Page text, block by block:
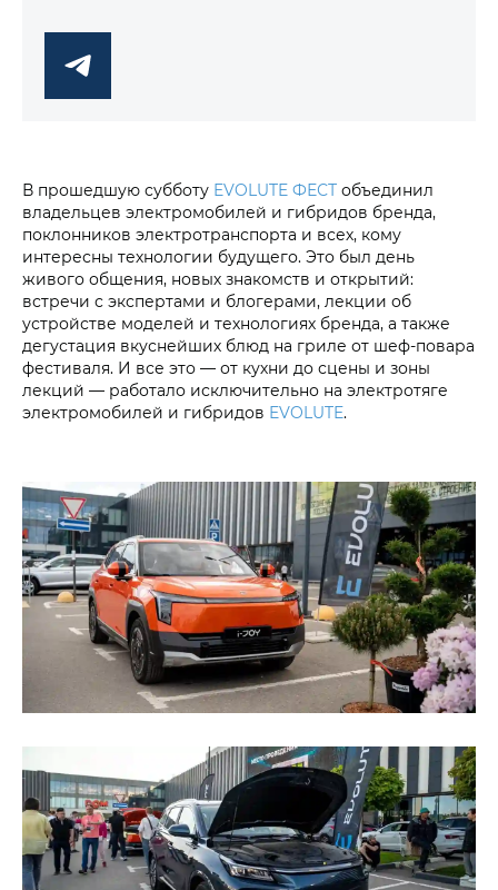
В прошедшую субботу EVOLUTE ФЕСТ объединил
владельцев электромобилей и гибридов бренда,
поклонников электротранспорта и всех, кому
интересны технологии будущего. Это был день
живого общения, новых знакомств и открытий:
встречи с экспертами и блогерами, лекции об
устройстве моделей и технологиях бренда, а также
дегустация вкуснейших блюд на гриле от шеф-повара
фестиваля. И все это — от кухни до сцены и зоны
лекций — работало исключительно на электротяге
электромобилей и гибридов EVOLUTE.